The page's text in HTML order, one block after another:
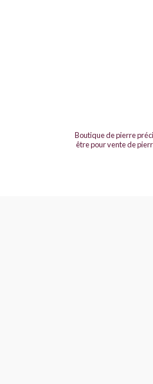
Boutique de pierre
être pour vente de